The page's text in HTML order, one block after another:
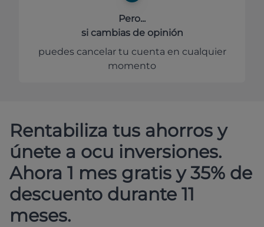
Pero...
si cambias de opinión
puedes cancelar tu cuenta en cualquier
momento
Rentabiliza tus ahorros y
únete a ocu inversiones.
Ahora 1 mes gratis y 35% de
descuento durante 11
meses.